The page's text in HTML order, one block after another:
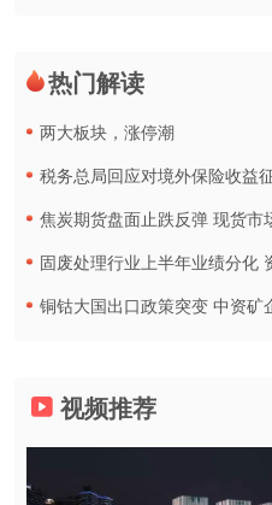
热门解读
两大板块，涨停潮
税务总局回应对境外保险收益征税：非新政
焦炭期货盘面止跌反弹 现货市场
固废处理行业上半年业绩分化 资源化板块
铜钴大国出口政策突变 中资矿企提
视频推荐